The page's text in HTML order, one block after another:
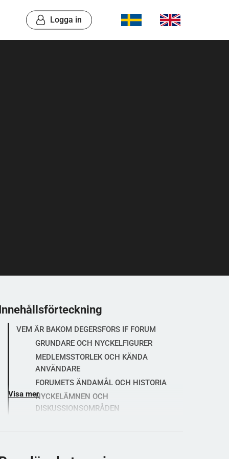
Logga in
VEM ÄR BAKOM DEGERSFORS IF FORUM
GRUNDARE OCH NYCKELFIGURER
MEDLEMSSTORLEK OCH KÄNDA
ANVÄNDARE
FORUMETS ÄNDAMÅL OCH HISTORIA
NYCKELÄMNEN OCH
DISKUSSIONSOMRÅDEN
Visa mer